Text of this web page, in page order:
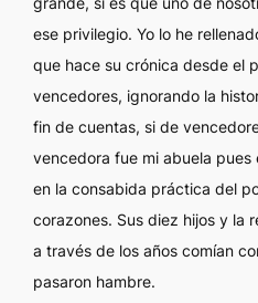
ese privilegio. Yo lo he
que hace su crónica desde el
vencedores, ignorando la
fin de cuentas, si de
vencedora fue mi abuela pues
en la consabida práctica del
corazones. Sus diez hijos y la
a través de los años comían
pasaron hambre.